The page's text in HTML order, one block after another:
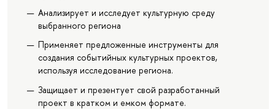
Анализирует и исследует культурную среду
выбранного региона
Применяет предложенные инструменты для
создания событийных культурных проектов,
используя исследование региона.
Защищает и презентует свой разработанный
проект в кратком и емком формате.